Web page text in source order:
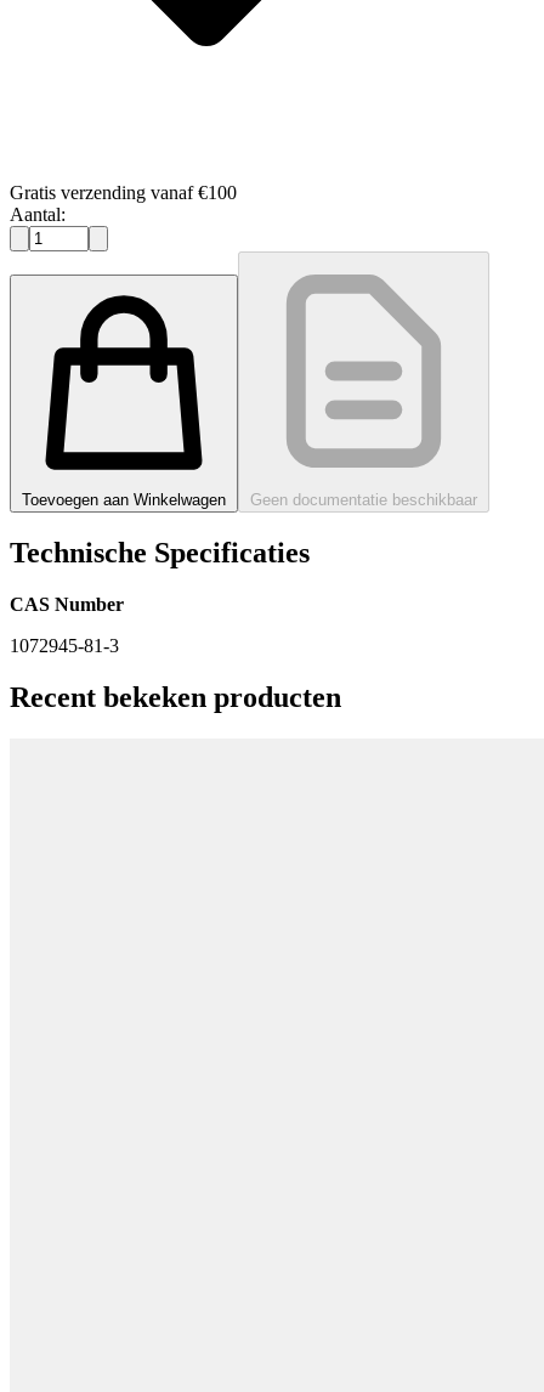
Gratis verzending vanaf €100
Aantal:
Toevoegen aan Winkelwagen Geen documentatie beschikbaar
Technische Specificaties
CAS Number
1072945-81-3
Recent bekeken producten